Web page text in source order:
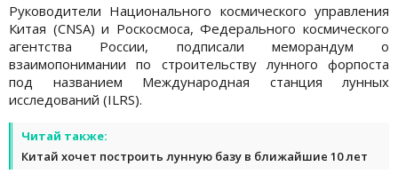
Руководители Национального космического управления
Китая (CNSA) и Роскосмоса, Федерального космического
агентства России, подписали меморандум о
взаимопонимании по строительству лунного форпоста
под названием Международная станция лунных
исследований (ILRS).
Читай также:
Китай хочет построить лунную базу в ближайшие 10 лет